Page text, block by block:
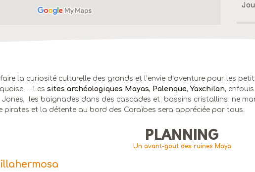
la curiosité culturelle des grands et l’envie d’aventure pour les
… Les sites archéologiques Mayas, Palenque, Yaxchilan,
les baignades dans des cascades et bassins cristallins ne
pirates et la détente au bord des Caraïbes sera appréciée par tous.
PLANNING
Un avant-gout des ruines Maya